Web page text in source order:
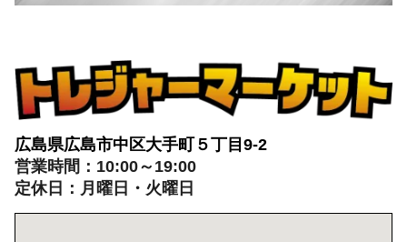
広島県広島市中区大手町５丁目9-2
営業時間：10:00～19:00
定休日：月曜日・火曜日